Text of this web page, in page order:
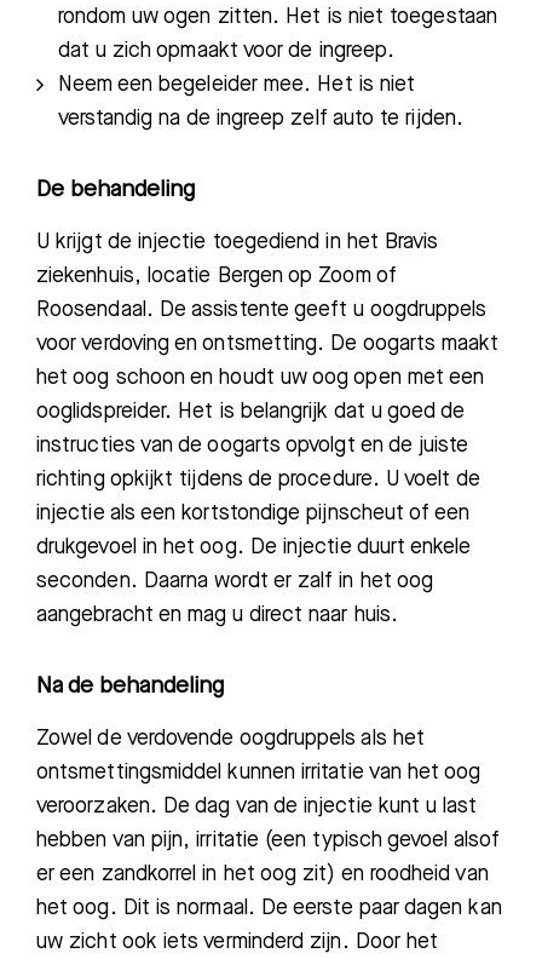
rondom uw ogen zitten. Het is niet toegestaan
dat u zich opmaakt voor de ingreep.
Neem een begeleider mee. Het is niet
verstandig na de ingreep zelf auto te rijden.
De behandeling
U krijgt de injectie toegediend in het Bravis
ziekenhuis, locatie Bergen op Zoom of
Roosendaal. De assistente geeft u oogdruppels
voor verdoving en ontsmetting. De oogarts maakt
het oog schoon en houdt uw oog open met een
ooglidspreider. Het is belangrijk dat u goed de
instructies van de oogarts opvolgt en de juiste
richting opkijkt tijdens de procedure. U voelt de
injectie als een kortstondige pijnscheut of een
drukgevoel in het oog. De injectie duurt enkele
seconden. Daarna wordt er zalf in het oog
aangebracht en mag u direct naar huis.
Na de behandeling
Zowel de verdovende oogdruppels als het
ontsmettingsmiddel kunnen irritatie van het oog
veroorzaken. De dag van de injectie kunt u last
hebben van pijn, irritatie (een typisch gevoel alsof
er een zandkorrel in het oog zit) en roodheid van
het oog. Dit is normaal. De eerste paar dagen kan
uw zicht ook iets verminderd zijn. Door het